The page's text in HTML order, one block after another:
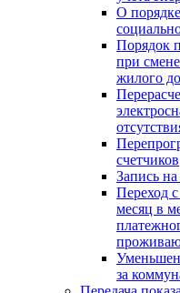
О
Порядок
при
жилого
счетчиков
Запись
Переход
месяц в
за